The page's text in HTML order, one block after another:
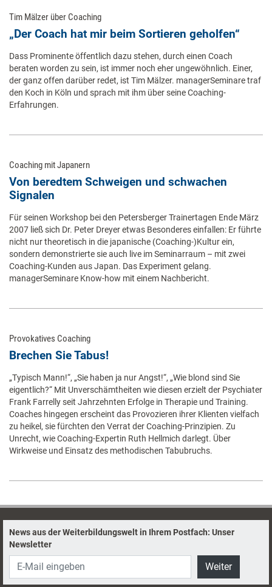
Tim Mälzer über Coaching
„Der Coach hat mir beim Sortieren geholfen“
Dass Prominente öffentlich dazu stehen, durch einen Coach
beraten worden zu sein, ist immer noch eher ungewöhnlich. Einer,
der ganz offen darüber redet, ist Tim Mälzer. managerSeminare traf
den Koch in Köln und sprach mit ihm über seine Coaching-
Erfahrungen.
Coaching mit Japanern
Von beredtem Schweigen und schwachen
Signalen
Für seinen Workshop bei den Petersberger Trainertagen Ende März
2007 ließ sich Dr. Peter Dreyer etwas Besonderes einfallen: Er führte
nicht nur theoretisch in die japanische (Coaching-)Kultur ein,
sondern demonstrierte sie auch live im Seminarraum – mit zwei
Coaching-Kunden aus Japan. Das Experiment gelang.
managerSeminare Know-how mit einem Nachbericht.
Provokatives Coaching
Brechen Sie Tabus!
„Typisch Mann!“, „Sie haben ja nur Angst!“, „Wie blond sind Sie
eigentlich?“ Mit Unverschämtheiten wie diesen erzielt der Psychiater
Frank Farrelly seit Jahrzehnten Erfolge in Therapie und Training.
Coaches hingegen erscheint das Provozieren ihrer Klienten vielfach
zu heikel, sie fürchten den Verrat der Coaching-Prinzipien. Zu
Unrecht, wie Coaching-Expertin Ruth Hellmich darlegt. Über
Wirkweise und Einsatz des methodischen Tabubruchs.
News aus der Weiterbildungswelt in Ihrem Postfach: Unser
Newsletter
Weiter